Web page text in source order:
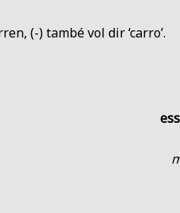
(-) també vol dir ‘carro’.